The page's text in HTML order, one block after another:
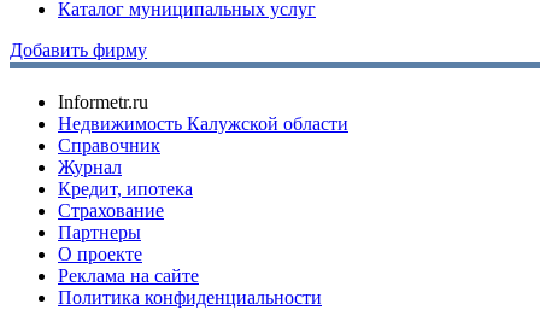
Каталог муниципальных услуг
Добавить фирму
Informetr.ru
Недвижимость Калужской области
Справочник
Журнал
Кредит, ипотека
Страхование
Партнеры
O проекте
Реклама на сайте
Политика конфиденциальности